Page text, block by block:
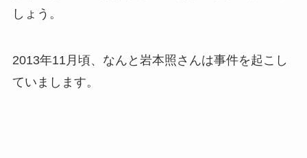
しょう。
2013年11月頃、なんと岩本照さんは事件を起こし
ていまします。